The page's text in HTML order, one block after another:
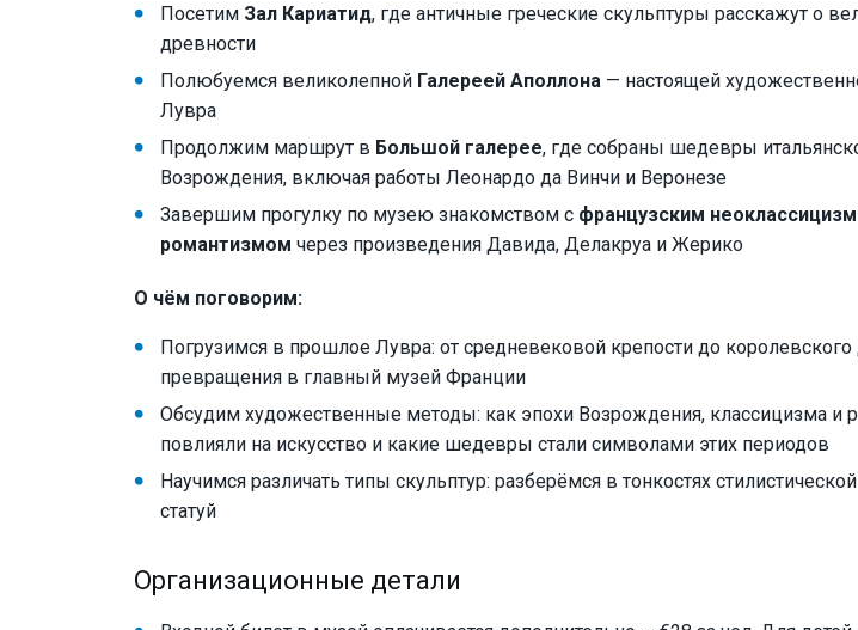
Посетим Зал Кариатид, где античные греческие скульптуры расскажут о
древности
Полюбуемся великолепной Галереей Аполлона — настоящей
Лувра
Продолжим маршрут в Большой галерее, где собраны шедевры
Возрождения, включая работы Леонардо да Винчи и Веронезе
Завершим прогулку по музею знакомством с французским
романтизмом через произведения Давида, Делакруа и Жерико
О чём поговорим:
Погрузимся в прошлое Лувра: от средневековой крепости до
превращения в главный музей Франции
Обсудим художественные методы: как эпохи Возрождения, классицизма и
повлияли на искусство и какие шедевры стали символами этих периодов
Научимся различать типы скульптур: разберёмся в тонкостях
статуй
Организационные детали